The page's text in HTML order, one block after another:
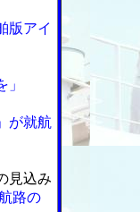
版アイ
が就航
見込み
路の